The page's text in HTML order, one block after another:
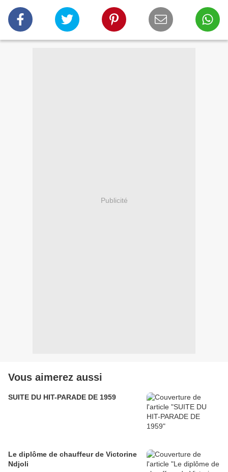
Publicité
Vous aimerez aussi
SUITE DU HIT-PARADE DE 1959
Le diplôme de chauffeur de Victorine
Ndjoli